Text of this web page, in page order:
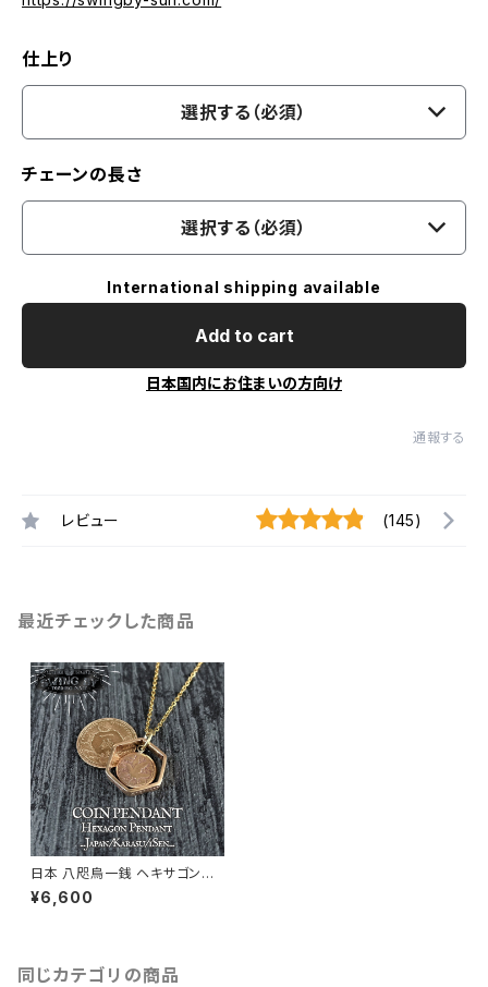
仕上り
選択する（必須）
チェーンの長さ
選択する（必須）
International shipping available
Add to cart
日本国内にお住まいの方向け
通報する
レビュー (145)
最近チェックした商品
日本 八咫烏一銭 ヘキサゴンペ
ンダント+ネックレス
¥6,600
同じカテゴリの商品